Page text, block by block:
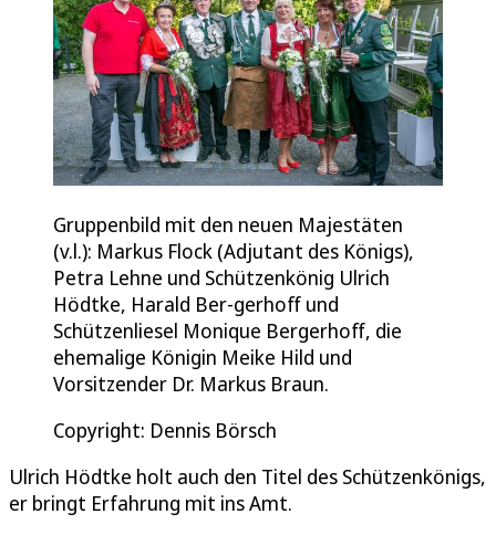
Gruppenbild mit den neuen Majestäten
(v.l.): Markus Flock (Adjutant des Königs),
Petra Lehne und Schützenkönig Ulrich
Hödtke, Harald Ber-gerhoff und
Schützenliesel Monique Bergerhoff, die
ehemalige Königin Meike Hild und
Vorsitzender Dr. Markus Braun.
Copyright: Dennis Börsch
Ulrich Hödtke holt auch den Titel des Schützenkönigs,
er bringt Erfahrung mit ins Amt.